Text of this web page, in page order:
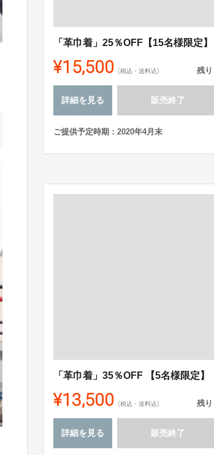
「革巾着」25％OFF【15名様限定】
¥15,500 (税込・送料込) 残り
詳細を見る 販売終了
ご提供予定時期：2020年4月末
「革巾着」35％OFF 【5名様限定】
¥13,500 (税込・送料込) 残り
詳細を見る 販売終了